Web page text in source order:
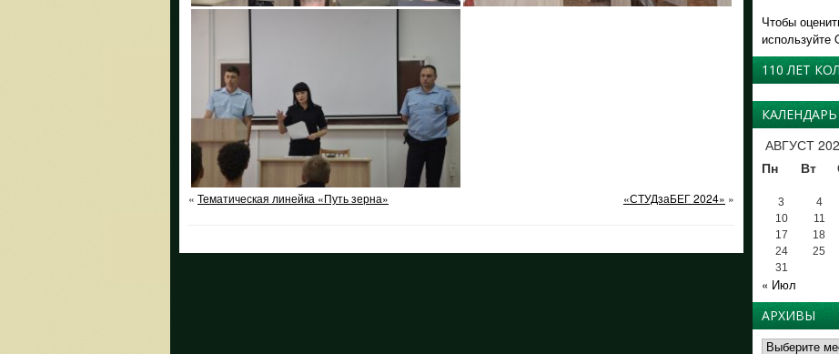
« Тематическая линейка «Путь зерна» «СТУДзаБЕГ 2024» »
Чтобы
используйте
110 ЛЕТ
КАЛЕНДАРЬ
АВГУСТ
Пн
Вт
3
4
10
11
17
18
24
25
31
« Июл
АРХИВЫ
Архивы